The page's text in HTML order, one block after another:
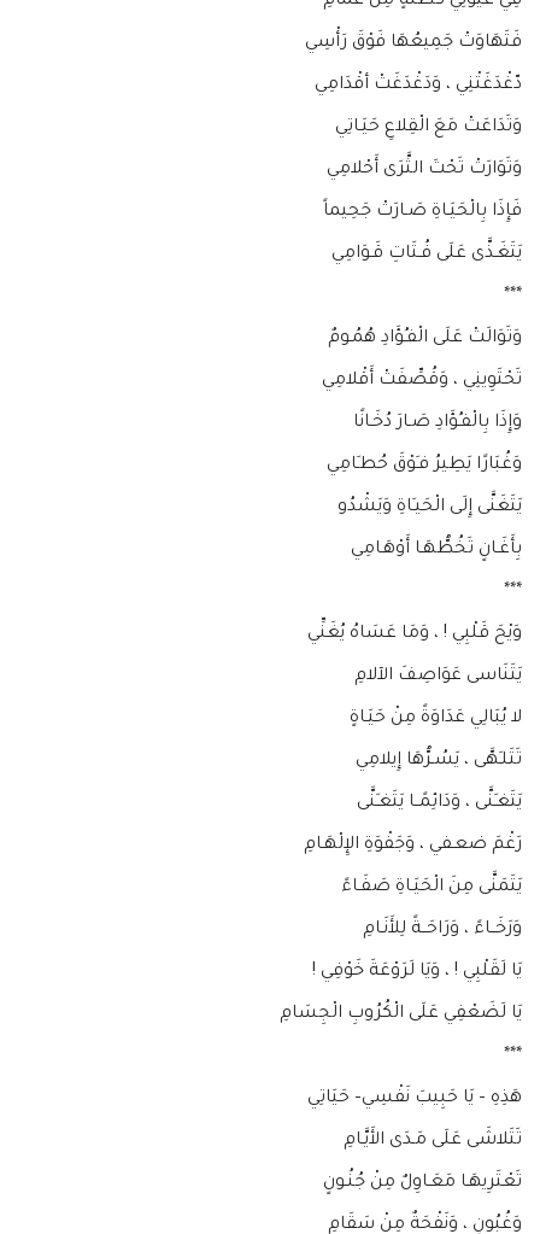
فَتَهَاوَتْ جَمِيعُهَا فَوْقَ رَأْسِي
دّغْدَغَتْنِي ، وَدَغْدَغَتْ أقْدَامِي
وَتَدَاعَتْ مَعَ الْقِلاعِ حَيَـاتِي
وَتَوَارَتْ تَحْتَ الثَّرَى أَحْلامِي
فَإِذَا بِالْحَيَـاةِ صَـارَتْ جَحِيماً
يَتَغَـذَّى عَلَى فُـتَاتِ قَـوَامِي
***
وَتَوَالَتْ عَلَى الْفـُؤَادِ هُمُـومٌ
تَحْتَوِينِي ، وَقُصِّفَتْ أَقْلامِي
وَإِذَا بِالْفـُؤَادِ صَـارَ دُخَـانًا
وَغُبَارًا يَطِيرُ فـَوْقَ حُطـَامِي
يَتَغَنَّى إِلَى الْحَيـَاةِ وَيَشْدُو
بِأَغَـانٍ تَخُطُّهَـا أَوْهَـامِي
***
وَيْحَ قَلْبِي ! ، وَمَا عَسَاهُ يُغَنِّي
يَتَنَاسى عَوَاصِفَ الآلامِ
لا يُبَالِي عَدَاوَةً مِنْ حَيَـاةٍ
تَتَلـَهَّى ، يَسُـرُّهَا إِيلامِي
يَتَغـَنَّى ، وَدَائِمًــا يَتَغـَنَّى
رَغْمَ ضعـفي ، وَجَفْوَةِ الإِلْهَـامِ
يَتَمَنَّى مِنَ الْحَيَـاةِ صَفَـاءً
وَرَخَــاءً ، وَرَاحَــةً لِلأَنَـامِ
يَا لَقَلْبِي ! ، وَيَا لَرَوْعَةَ خَوْفِي !
يَا لَضَعْفِي عَلَى الْكُرُوبِ الْجِسَامِ
***
هَذِهِ – يَا حَبِيبَ نَفْسِي– حَيَاتِي
تَتَلاشَى عَلَى مَـدَى الأَيَّـامِ
تَعْتَرِيهَـا مَعَـاوِلٌ مِنْ جُنُـونٍ
وَغُبُونٍ ، وَنَفْحَةٌ مِنْ سَقَامِ